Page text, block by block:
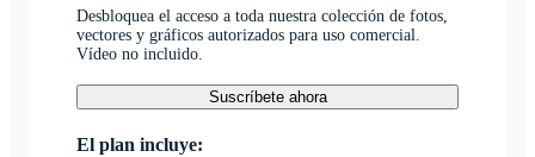
Desbloquea el acceso a toda nuestra colección de fotos,
vectores y gráficos autorizados para uso comercial.
Vídeo no incluido.
Suscríbete ahora
El plan incluye: